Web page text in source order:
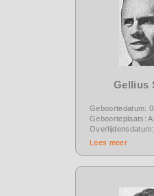
Gellius
Geboortedatum:
Geboorteplaats:
Lees meer